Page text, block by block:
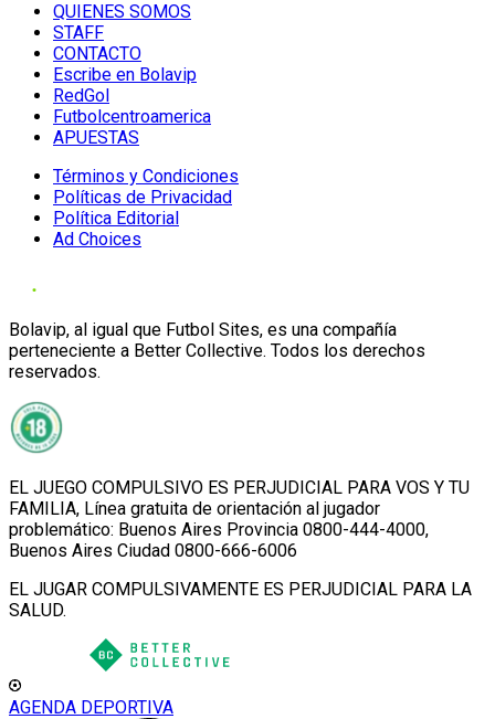
QUIENES SOMOS
STAFF
CONTACTO
Escribe en Bolavip
RedGol
Futbolcentroamerica
APUESTAS
Términos y Condiciones
Políticas de Privacidad
Política Editorial
Ad Choices
Bolavip, al igual que Futbol Sites, es una compañía
perteneciente a Better Collective. Todos los derechos
reservados.
EL JUEGO COMPULSIVO ES PERJUDICIAL PARA VOS Y TU
FAMILIA, Línea gratuita de orientación al jugador
problemático: Buenos Aires Provincia 0800-444-4000,
Buenos Aires Ciudad 0800-666-6006
EL JUGAR COMPULSIVAMENTE ES PERJUDICIAL PARA LA
SALUD.
AGENDA DEPORTIVA